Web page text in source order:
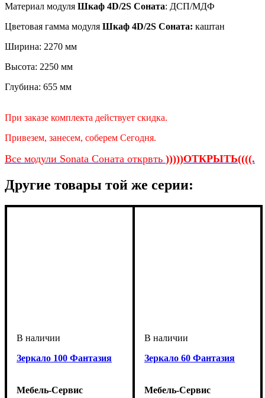
Материал модуля Шкаф 4D/2S Соната: ДСП/МДФ
Цветовая гамма модуля Шкаф 4D/2S Соната: каштан
Ширина: 2270 мм
Высота: 2250 мм
Глубина: 655 мм
При заказе комплекта действует скидка.
Привезем, занесем, соберем Сегодня.
Все модули Sonata Соната открвть )))))ОТКРЫТЬ((((.
Другие товары той же серии:
Зеркало 100 Фантазия
Мебель-Сервис
Зеркало 60 Фантазия
Мебель-Сервис